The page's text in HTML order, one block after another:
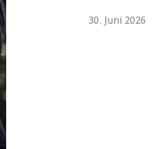
30. Juni 2026